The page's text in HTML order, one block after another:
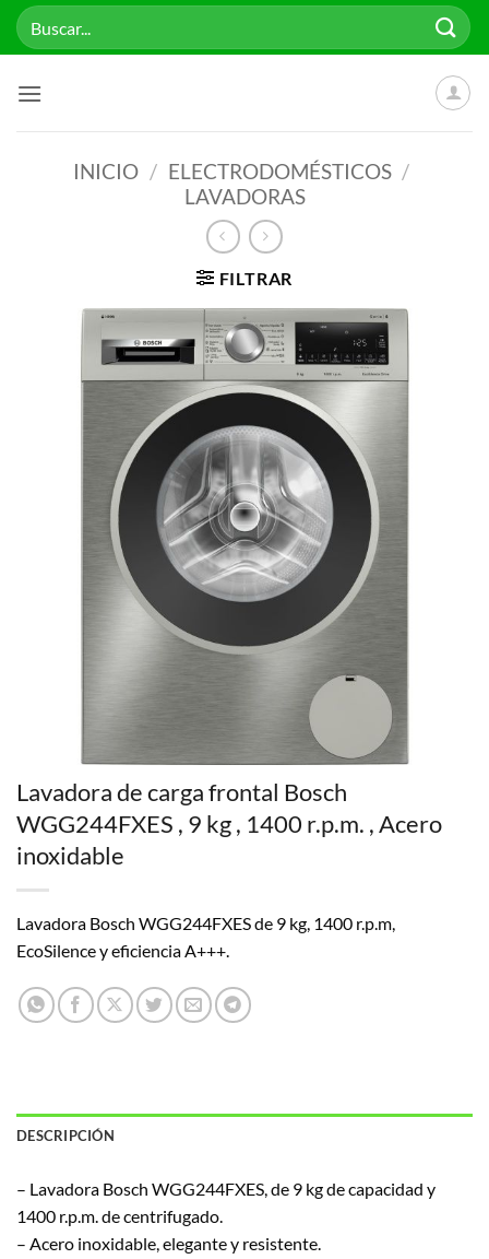
Saltar
Buscar
por:
INICIO / ELECTRODOMÉSTICOS /
LAVADORAS
FILTRAR
Lavadora de carga frontal Bosch
WGG244FXES , 9 kg , 1400 r.p.m. , Acero
inoxidable
Lavadora Bosch WGG244FXES de 9 kg, 1400 r.p.m,
EcoSilence y eficiencia A+++.
DESCRIPCIÓN
– Lavadora Bosch WGG244FXES, de 9 kg de capacidad y
1400 r.p.m. de centrifugado.
– Acero inoxidable, elegante y resistente.